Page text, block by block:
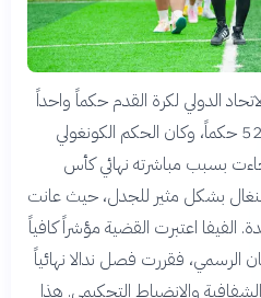
أعلن الاتحاد الدولي لكرة القدم حكماً واحداً
محذوفاً من قائمة المونديال الـ 52 حكماً، وكان الحكم الكونغولي
بسبب مباشرته نهائي كأس
والسنغال بشكل مثير للجدل، حيث عانت
اعتبرت القضية مؤشراً كافياً
الرسمي، فقررت فصل ندالا نهائياً
والانضباط التحكيمي. هذا